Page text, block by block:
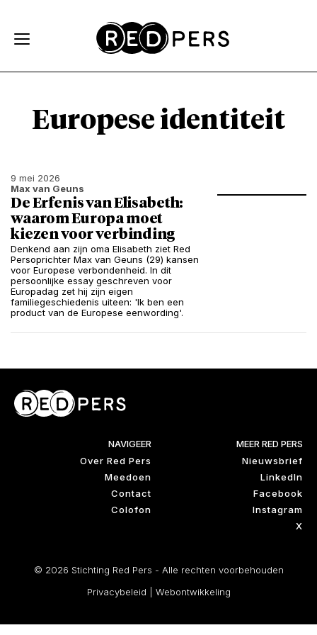
Europese identiteit
9 mei 2026
Max van Geuns
De Erfenis van Elisabeth:
waarom Europa moet
kiezen voor verbinding
Denkend aan zijn oma Elisabeth ziet Red
Persoprichter Max van Geuns (29) kansen
voor Europese verbondenheid. In dit
persoonlijke essay geschreven voor
Europadag zet hij zijn eigen
familiegeschiedenis uiteen: 'Ik ben een
product van de Europese eenwording'.
NAVIGEER
Over Red Pers
Meedoen
Contact
Colofon
MEER RED PERS
Nieuwsbrief
LinkedIn
Facebook
Instagram
X
© 2026 Stichting Red Pers - Alle rechten voorbehouden
Privacybeleid
Webontwikkeling